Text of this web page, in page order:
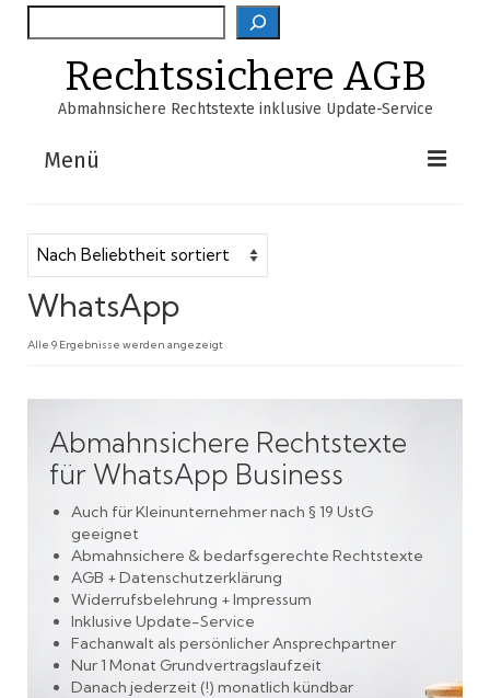
Suche
Rechtssichere AGB
Abmahnsichere Rechtstexte inklusive Update-Service
Menü
AGB-Verzeichnis
EasyScan
FAQ
Über Uns
Warenkorb
WhatsApp
Alle 9 Ergebnisse werden angezeigtNach
Abmahnsichere Rechtstexte
für WhatsApp Business
Auch für Kleinunternehmer nach § 19 UstG
geeignet
Abmahnsichere & bedarfsgerechte Rechtstexte
AGB + Datenschutzerklärung
Widerrufsbelehrung + Impressum
Inklusive Update-Service
Fachanwalt als persönlicher Ansprechpartner
Nur 1 Monat Grundvertragslaufzeit
Danach jederzeit (!) monatlich kündbar